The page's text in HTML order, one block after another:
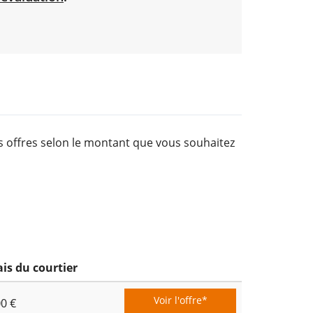
offres selon le montant que vous souhaitez
du courtier
€ Voir l'offre*